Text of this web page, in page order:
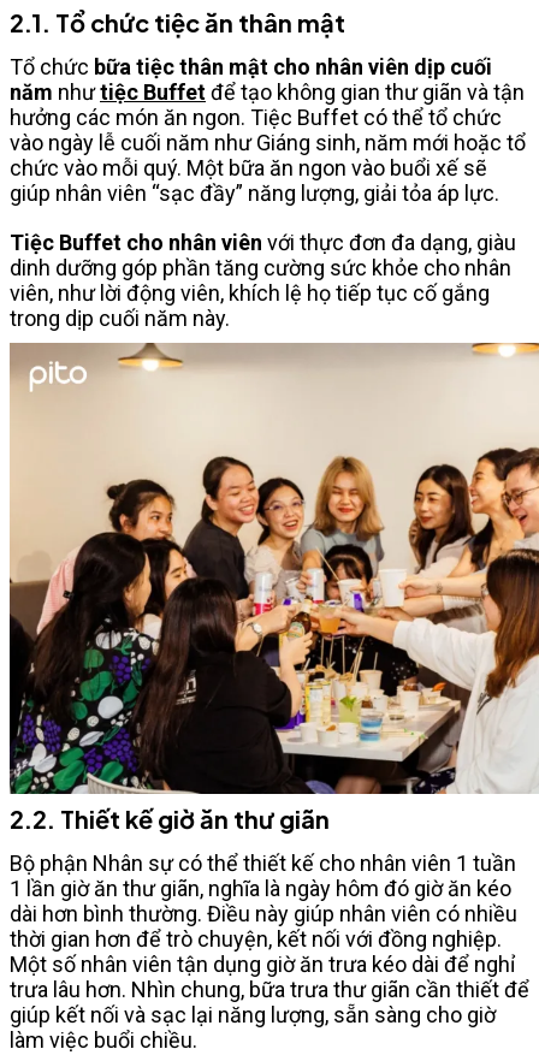
2.1. Tổ chức tiệc ăn thân mật
Tổ chức bữa tiệc thân mật cho nhân viên dịp cuối
năm nhưtiệc Buffetđể tạo không gian thư giãn và tận
hưởng các món ăn ngon. Tiệc Buffet có thể tổ chức
vào ngày lễ cuối năm như Giáng sinh, năm mới hoặc tổ
chức vào mỗi quý. Một bữa ăn ngon vào buổi xế sẽ
giúp nhân viên “sạc đầy” năng lượng, giải tỏa áp lực.
Tiệc Buffet cho nhân viên với thực đơn đa dạng, giàu
dinh dưỡng góp phần tăng cường sức khỏe cho nhân
viên, như lời động viên, khích lệ họ tiếp tục cố gắng
trong dịp cuối năm này.
2.2. Thiết kế giờ ăn thư giãn
Bộ phận Nhân sự có thể thiết kế cho nhân viên 1 tuần
1 lần giờ ăn thư giãn, nghĩa là ngày hôm đó giờ ăn kéo
dài hơn bình thường. Điều này giúp nhân viên có nhiều
thời gian hơn để trò chuyện, kết nối với đồng nghiệp.
Một số nhân viên tận dụng giờ ăn trưa kéo dài để nghỉ
trưa lâu hơn. Nhìn chung, bữa trưa thư giãn cần thiết để
giúp kết nối và sạc lại năng lượng, sẵn sàng cho giờ
làm việc buổi chiều.